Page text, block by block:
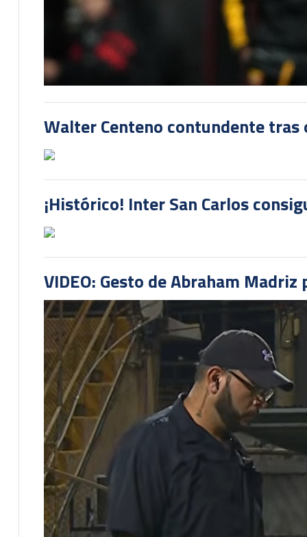
Walter Centeno contundente tras
¡Histórico! Inter San Carlos
VIDEO: Gesto de Abraham